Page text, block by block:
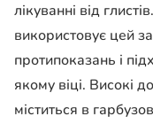
лікуванні від глистів.
використовує цей
протипоказань і
якому віці. Високі
міститься в